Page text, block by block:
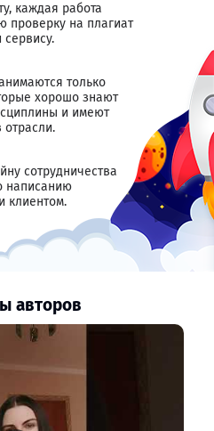
каждая работа
проверку на плагиат
только
хорошо знают
и имеют
отрасли.
сотрудничества
написанию
клиентом.
авторов